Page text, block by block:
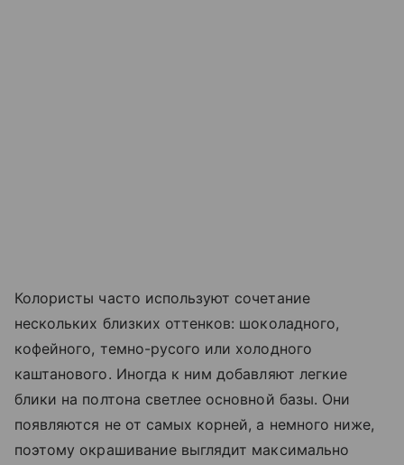
Колористы часто используют сочетание
нескольких близких оттенков: шоколадного,
кофейного, темно-русого или холодного
каштанового. Иногда к ним добавляют легкие
блики на полтона светлее основной базы. Они
появляются не от самых корней, а немного ниже,
поэтому окрашивание выглядит максимально